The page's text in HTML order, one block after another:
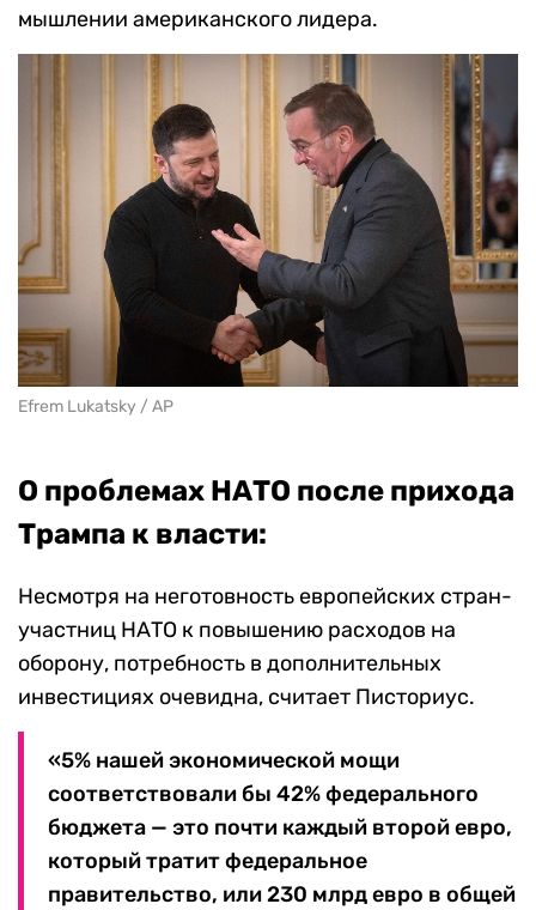
мышлении американского лидера.
Efrem Lukatsky / AP
О проблемах НАТО после прихода
Трампа к власти:
Несмотря на неготовность европейских стран-
участниц НАТО к повышению расходов на
оборону, потребность в дополнительных
инвестициях очевидна, считает Писториус.
«5% нашей экономической мощи
соответствовали бы 42% федерального
бюджета — это почти каждый второй евро,
который тратит федеральное
правительство, или 230 млрд евро в общей